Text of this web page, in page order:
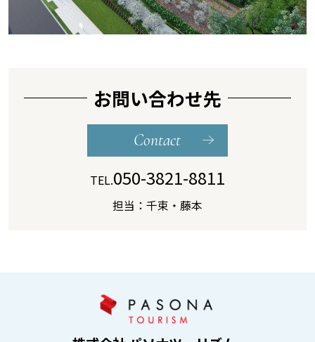
お問い合わせ先
Contact
TEL.050-3821-8811
担当：千束・藤本